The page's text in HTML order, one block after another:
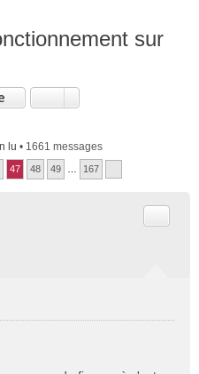
sur
lu • 1661 messages
47 48 49 167